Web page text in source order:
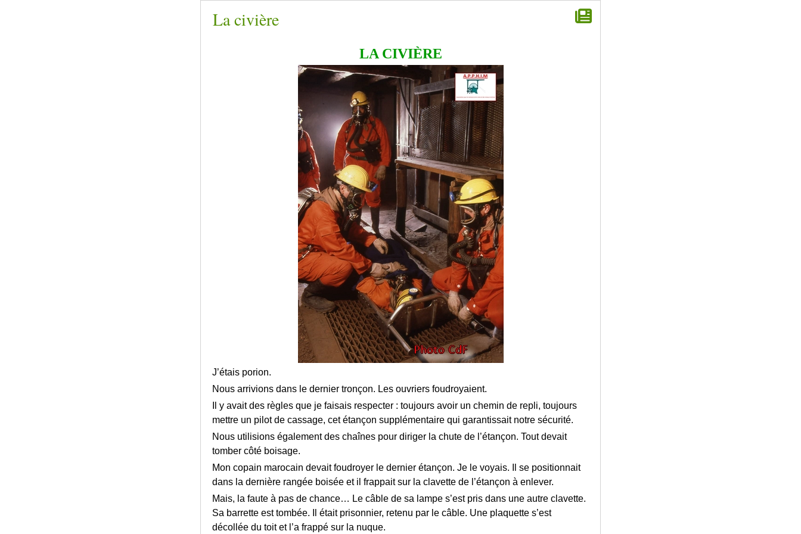
La civière
LA CIVIÈRE
J’étais porion.
Nous arrivions dans le dernier tronçon. Les ouvriers foudroyaient.
Il y avait des règles que je faisais respecter : toujours avoir un chemin de repli, toujours
mettre un pilot de cassage, cet étançon supplémentaire qui garantissait notre sécurité.
Nous utilisions également des chaînes pour diriger la chute de l’étançon. Tout devait
tomber côté boisage.
Mon copain marocain devait foudroyer le dernier étançon. Je le voyais. Il se positionnait
dans la dernière rangée boisée et il frappait sur la clavette de l’étançon à enlever.
Mais, la faute à pas de chance… Le câble de sa lampe s’est pris dans une autre clavette.
Sa barrette est tombée. Il était prisonnier, retenu par le câble. Une plaquette s’est
décollée du toit et l’a frappé sur la nuque.